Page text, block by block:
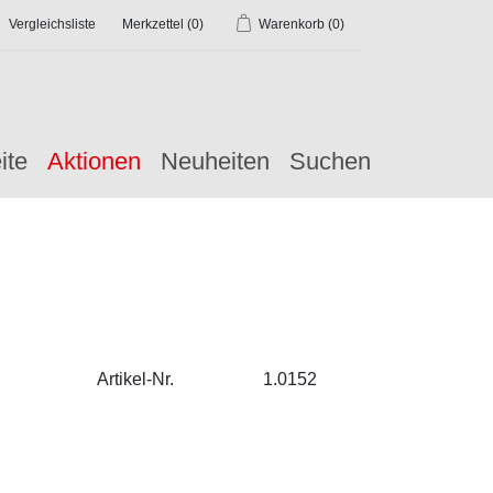
Vergleichsliste Merkzettel (0) Warenkorb (0)
Aktionen Neuheiten Suchen
Artikel-Nr. 1.0152